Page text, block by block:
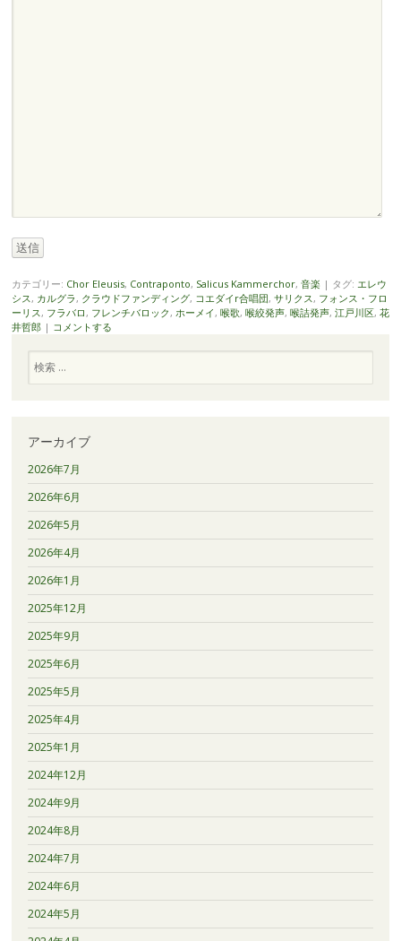
送信
カテゴリー: Chor Eleusis, Contraponto, Salicus Kammerchor, 音楽 | タグ: エレウ
シス , カルグラ , クラウドファンディング, コエダイr合唱団, サリクス , フォンス・フロ
ーリス , フラバロ , フレンチバロック , ホーメイ , 喉歌, 喉絞発声, 喉詰発声, 江戸川区, 花
井哲郎 | コメントする
索
アーカイブ
2026年7月
2026年6月
2026年5月
2026年4月
2026年1月
2025年12月
2025年9月
2025年6月
2025年5月
2025年4月
2025年1月
2024年12月
2024年9月
2024年8月
2024年7月
2024年6月
2024年5月